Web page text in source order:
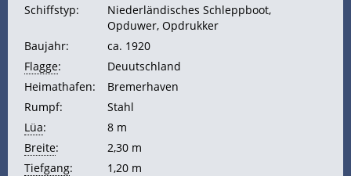
Schiffstyp:
Niederländisches Schleppboot,
Opduwer, Opdrukker
Baujahr:
ca. 1920
Flagge:
Deuutschland
Heimathafen:
Bremerhaven
Rumpf:
Stahl
Lüa:
8 m
Breite:
2,30 m
Tiefgang:
1,20 m